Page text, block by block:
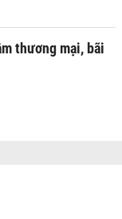
thương mại, bãi